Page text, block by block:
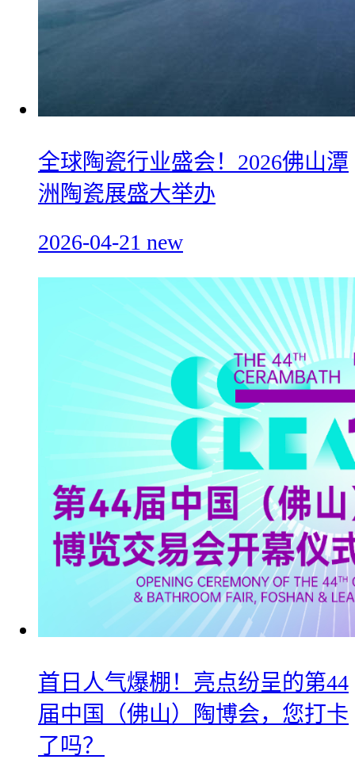
全球陶瓷行业盛会！2026佛山潭
洲陶瓷展盛大举办
2026-04-21 new
首日人气爆棚！亮点纷呈的第44
届中国（佛山）陶博会，您打卡
了吗？